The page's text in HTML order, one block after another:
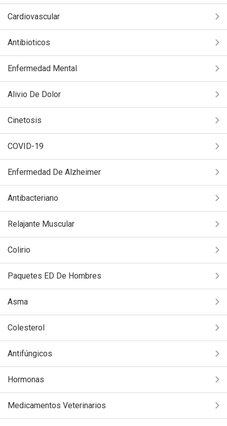
Cardiovascular
Antibioticos
Enfermedad Mental
Alivio De Dolor
Cinetosis
COVID-19
Enfermedad De Alzheimer
Antibacteriano
Relajante Muscular
Colirio
Paquetes ED De Hombres
Asma
Colesterol
Antifúngicos
Hormonas
Medicamentos Veterinarios